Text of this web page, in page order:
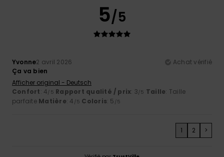
5/5
Yvonne2 avril 2026
Achat vérifié
Ça va bien
Afficher original - Deutsch
Confort: 4/5 Rapport qualité / prix: 3/5 Taille: Taille
parfaite Matière: 4 /5 Coloris: 5 /5
1 2 >